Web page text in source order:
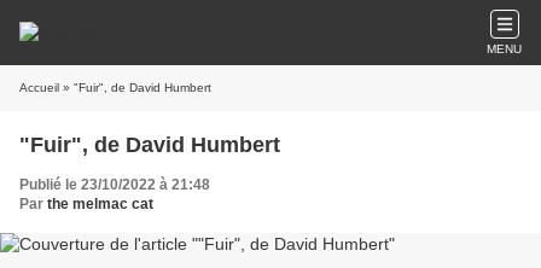
MENU
Accueil » "Fuir", de David Humbert
"Fuir", de David Humbert
Publié le 23/10/2022 à 21:48
Par the melmac cat